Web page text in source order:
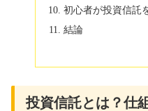
初心者が投資信託
結論
投資信託とは？仕